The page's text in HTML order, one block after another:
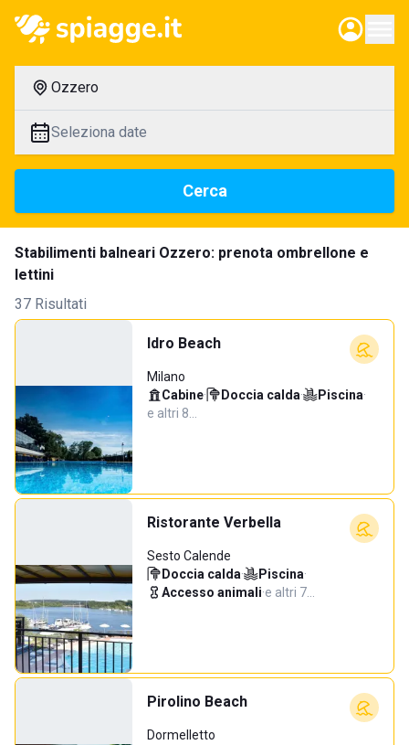
Ozzero
Seleziona date
Cerca
Stabilimenti balneari Ozzero: prenota ombrellone e
lettini
37 Risultati
Idro Beach
Milano
Cabine· Doccia calda· Piscina·
e altri 8…
Ristorante Verbella
Sesto Calende
Doccia calda· Piscina·
Accesso animali·e altri 7…
Pirolino Beach
Dormelletto